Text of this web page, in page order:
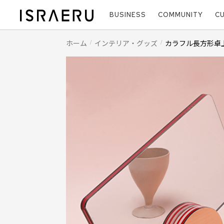
BUSINESS COMMUNITY
ホーム インテリア・グッズ カラフル長方形卓